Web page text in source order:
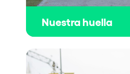
Nuestra huella